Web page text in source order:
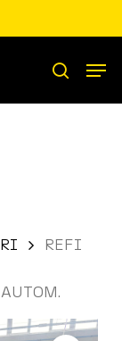
search
REFI